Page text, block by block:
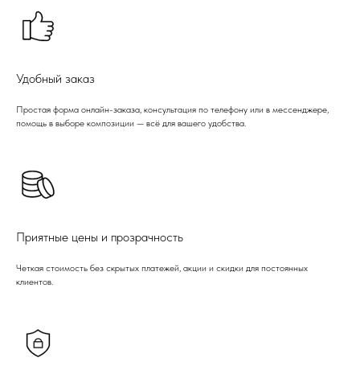
Удобный заказ
Простая форма онлайн-заказа, консультация по телефону или в мессенджере,
помощь в выборе композиции — всё для вашего удобства.
Приятные цены и прозрачность
Четкая стоимость без скрытых платежей, акции и скидки для постоянных
клиентов.